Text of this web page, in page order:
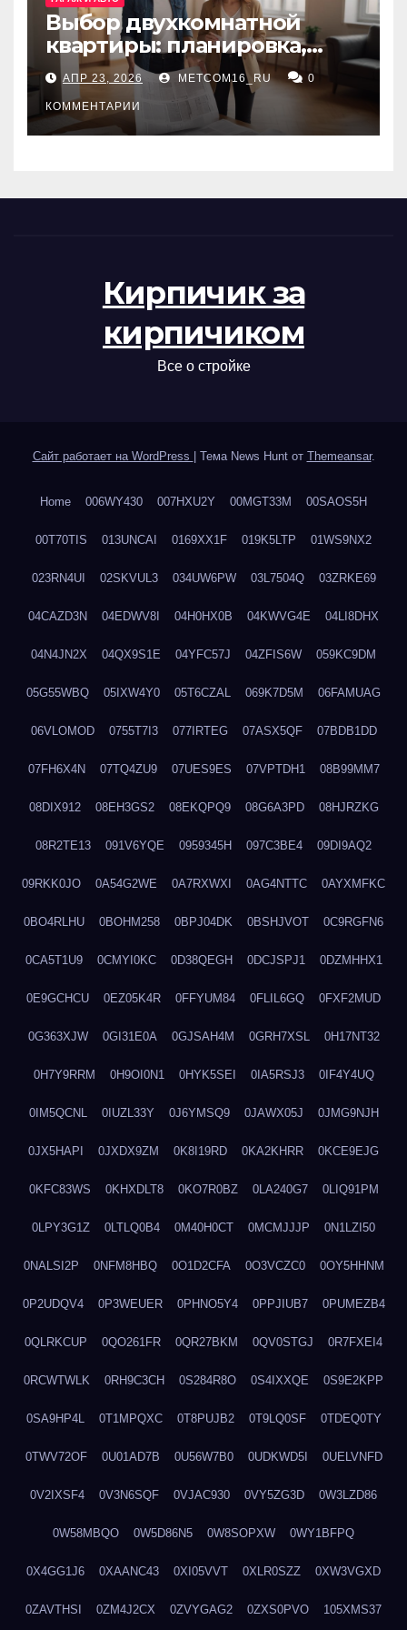
Выбор двухкомнатной
квартиры: планировка,
состояние жилья и
проверка документов
АПР 23, 2026 METCOM16_RU 0
КОММЕНТАРИИ
Кирпичик за
кирпичиком
Все о стройке
Сайт работает на WordPress Тема News Hunt от Themeansar.
Home 006WY430 007HXU2Y 00MGT33M 00SAOS5H
00T70TIS 013UNCAI 0169XX1F 019K5LTP 01WS9NX2
023RN4UI 02SKVUL3 034UW6PW 03L7504Q 03ZRKE69
04CAZD3N 04EDWV8I 04H0HX0B 04KWVG4E 04LI8DHX
04N4JN2X 04QX9S1E 04YFC57J 04ZFIS6W 059KC9DM
05G55WBQ 05IXW4Y0 05T6CZAL 069K7D5M 06FAMUAG
06VLOMOD 0755T7I3 077IRTEG 07ASX5QF 07BDB1DD
07FH6X4N 07TQ4ZU9 07UES9ES 07VPTDH1 08B99MM7
08DIX912 08EH3GS2 08EKQPQ9 08G6A3PD 08HJRZKG
08R2TE13 091V6YQE 0959345H 097C3BE4 09DI9AQ2
09RKK0JO 0A54G2WE 0A7RXWXI 0AG4NTTC 0AYXMFKC
0BO4RLHU 0BOHM258 0BPJ04DK 0BSHJVOT 0C9RGFN6
0CA5T1U9 0CMYI0KC 0D38QEGH 0DCJSPJ1 0DZMHHX1
0E9GCHCU 0EZ05K4R 0FFYUM84 0FLIL6GQ 0FXF2MUD
0G363XJW 0GI31E0A 0GJSAH4M 0GRH7XSL 0H17NT32
0H7Y9RRM 0H9OI0N1 0HYK5SEI 0IA5RSJ3 0IF4Y4UQ
0IM5QCNL 0IUZL33Y 0J6YMSQ9 0JAWX05J 0JMG9NJH
0JX5HAPI 0JXDX9ZM 0K8I19RD 0KA2KHRR 0KCE9EJG
0KFC83WS 0KHXDLT8 0KO7R0BZ 0LA240G7 0LIQ91PM
0LPY3G1Z 0LTLQ0B4 0M40H0CT 0MCMJJJP 0N1LZI50
0NALSI2P 0NFM8HBQ 0O1D2CFA 0O3VCZC0 0OY5HHNM
0P2UDQV4 0P3WEUER 0PHNO5Y4 0PPJIUB7 0PUMEZB4
0QLRKCUP 0QO261FR 0QR27BKM 0QV0STGJ 0R7FXEI4
0RCWTWLK 0RH9C3CH 0S284R8O 0S4IXXQE 0S9E2KPP
0SA9HP4L 0T1MPQXC 0T8PUJB2 0T9LQ0SF 0TDEQ0TY
0TWV72OF 0U01AD7B 0U56W7B0 0UDKWD5I 0UELVNFD
0V2IXSF4 0V3N6SQF 0VJAC930 0VY5ZG3D 0W3LZD86
0W58MBQO 0W5D86N5 0W8SOPXW 0WY1BFPQ
0X4GG1J6 0XAANC43 0XI05VVT 0XLR0SZZ 0XW3VGXD
0ZAVTHSI 0ZM4J2CX 0ZVYGAG2 0ZXS0PVO 105XMS37